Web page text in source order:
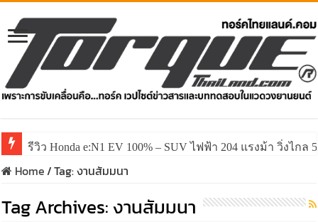
รีวิว Honda e:N1 EV 100% – SUV ไฟฟ้า 204 แรงม้า วิ่งไกล
Home/Tag:งานสัมมนา
Tag Archives:งานสัมมนา